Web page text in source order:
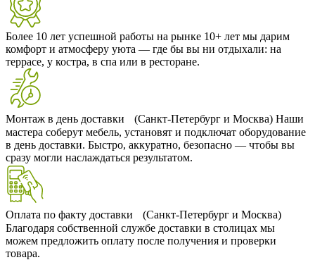
Более 10 лет успешной работы на рынке 10+ лет мы дарим
комфорт и атмосферу уюта — где бы вы ни отдыхали: на
террасе, у костра, в спа или в ресторане.
Монтаж в день доставки (Санкт-Петербург и Москва) Наши
мастера соберут мебель, установят и подключат оборудование
в день доставки. Быстро, аккуратно, безопасно — чтобы вы
сразу могли наслаждаться результатом.
Оплата по факту доставки (Санкт-Петербург и Москва)
Благодаря собственной службе доставки в столицах мы
можем предложить оплату после получения и проверки
товара.